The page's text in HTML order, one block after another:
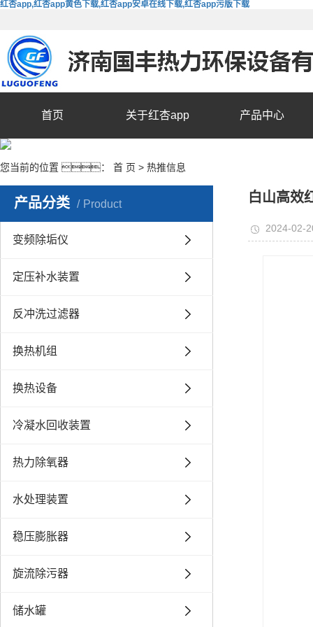
红杏app,红杏app黄色下载,红杏app安卓在线下载,红杏app污版下载
首页 关于红杏app 产品中心
您当前的位置 ： 首 页 > 热推信息
产品分类 Product
变频除垢仪
定压补水装置
反冲洗过滤器
换热机组
换热设备
冷凝水回收装置
热力除氧器
水处理装置
稳压膨胀器
旋流除污器
储水罐
白山高效
2024-02-